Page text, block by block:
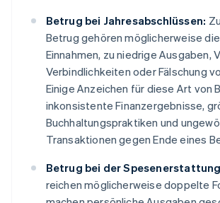
Betrug bei Jahresabschlüssen:
Betrug gehören möglicherweise
Einnahmen, zu niedrige Ausgaben,
Verbindlichkeiten oder Fälschung
Einige Anzeichen für diese Art von
inkonsistente Finanzergebnisse,
Buchhaltungspraktiken und
Transaktionen gegen Ende eines
Betrug bei der
reichen möglicherweise doppelte